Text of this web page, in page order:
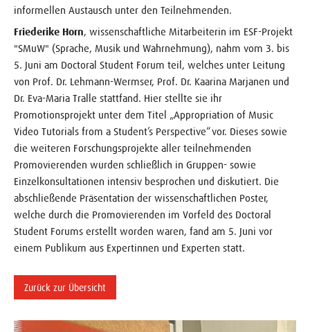
informellen Austausch unter den Teilnehmenden.
Friederike Horn, wissenschaftliche Mitarbeiterin im ESF-Projekt
"SMuW" (Sprache, Musik und Wahrnehmung), nahm vom 3. bis
5. Juni am Doctoral Student Forum teil, welches unter Leitung
von Prof. Dr. Lehmann-Wermser, Prof. Dr. Kaarina Marjanen und
Dr. Eva-Maria Tralle stattfand. Hier stellte sie ihr
Promotionsprojekt unter dem Titel „Appropriation of Music
Video Tutorials from a Student’s Perspective“ vor. Dieses sowie
die weiteren Forschungsprojekte aller teilnehmenden
Promovierenden wurden schließlich in Gruppen- sowie
Einzelkonsultationen intensiv besprochen und diskutiert. Die
abschließende Präsentation der wissenschaftlichen Poster,
welche durch die Promovierenden im Vorfeld des Doctoral
Student Forums erstellt worden waren, fand am 5. Juni vor
einem Publikum aus Expertinnen und Experten statt.
Zurück zur Übersicht